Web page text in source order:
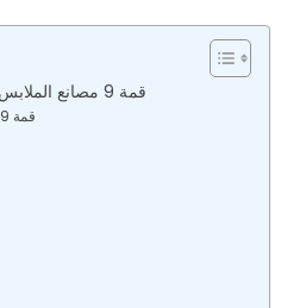
قمة 9 مصانع الملابس النسائية في الصين 2026
قمة 9 مصنعي الملابس النسائية